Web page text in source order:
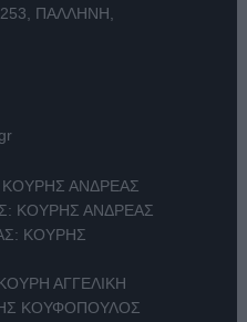
ΠΑΛΛΗΝΗ,
ΑΝΔΡΕΑΣ
ΚΟΥΡΗΣ ΑΝΔΡΕΑΣ
ΚΟΥΡΗΣ
ΑΓΓΕΛΙΚΗ
ΚΟΥΦΟΠΟΥΛΟΣ